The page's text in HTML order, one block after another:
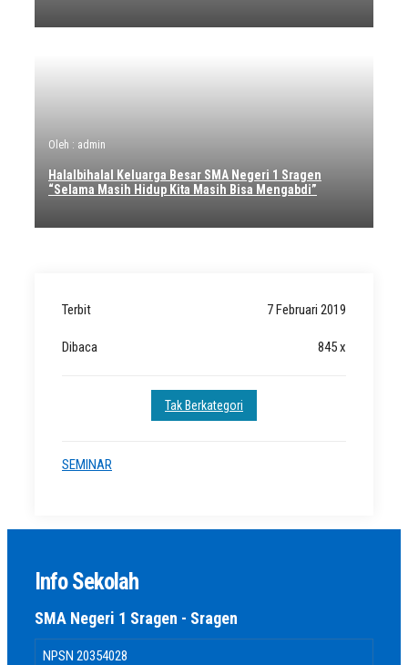
Oleh : admin
Halalbihalal Keluarga Besar SMA Negeri 1 Sragen
“Selama Masih Hidup Kita Masih Bisa Mengabdi”
Terbit 7 Februari 2019
Dibaca 845 x
Tak Berkategori
SEMINAR
Info Sekolah
SMA Negeri 1 Sragen - Sragen
NPSN 20354028